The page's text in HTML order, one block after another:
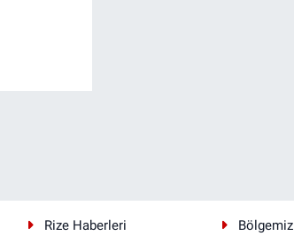
Rize Haberleri
Bölgemiz